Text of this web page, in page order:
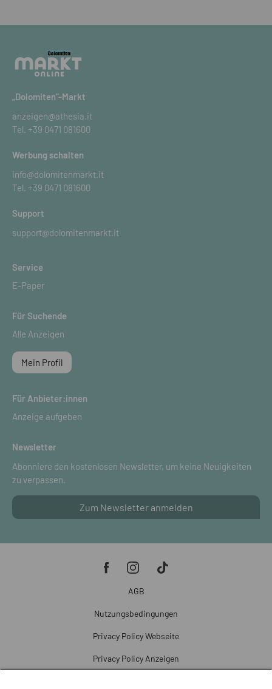
„Dolomiten“-Markt
anzeigen@athesia.it
Tel. +39 0471 081600
Werbung schalten
info@dolomitenmarkt.it
Tel. +39 0471 081600
Support
support@dolomitenmarkt.it
Service
E-Paper
Für Suchende
Alle Anzeigen
Mein Profil
Für Anbieter:innen
Anzeige aufgeben
Newsletter
Abonniere den kostenlosen Newsletter, um keine Neuigkeiten
zu verpassen.
Zum Newsletter anmelden
AGB
Nutzungsbedingungen
Privacy Policy Webseite
Privacy Policy Anzeigen